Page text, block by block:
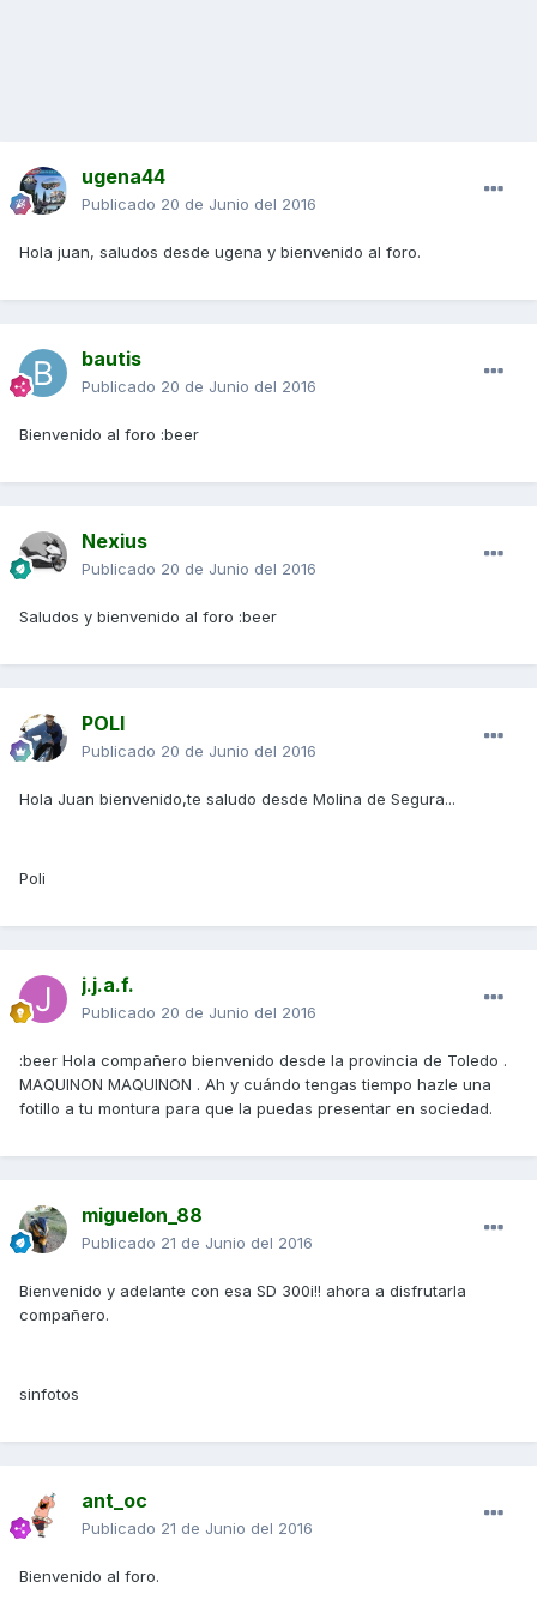
ugena44
Publicado 20 de Junio del 2016
Hola juan, saludos desde ugena y bienvenido al foro.
bautis
Publicado 20 de Junio del 2016
Bienvenido al foro :beer
Nexius
Publicado 20 de Junio del 2016
Saludos y bienvenido al foro :beer
POLI
Publicado 20 de Junio del 2016
Hola Juan bienvenido,te saludo desde Molina de Segura...
Poli
j.j.a.f.
Publicado 20 de Junio del 2016
:beer Hola compañero bienvenido desde la provincia de Toledo .
MAQUINON MAQUINON . Ah y cuándo tengas tiempo hazle una
fotillo a tu montura para que la puedas presentar en sociedad.
miguelon_88
Publicado 21 de Junio del 2016
Bienvenido y adelante con esa SD 300i!! ahora a disfrutarla
compañero.
sinfotos
ant_oc
Publicado 21 de Junio del 2016
Bienvenido al foro.